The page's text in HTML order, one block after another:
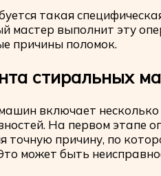
такая
мастер выполнит эту
причины поломок.
стиральных
включает
На первом
точную причину, по
может быть